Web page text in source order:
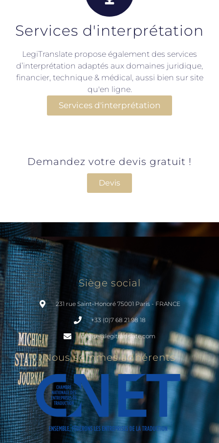
Services d'interprétation
LegiTranslate propose également des services
d’interprétation adaptés aux domaines juridique,
financier, technique & médical, aussi bien sur site
qu'en ligne.
Services d'interprétation
Demandez votre devis gratuit !
Devis
Siège social
231 rue Saint-Honoré 75001 Paris - FRANCE
+33 (0)7 68 21 98 18
please@legitranslate.com
Nous sommes adhérents